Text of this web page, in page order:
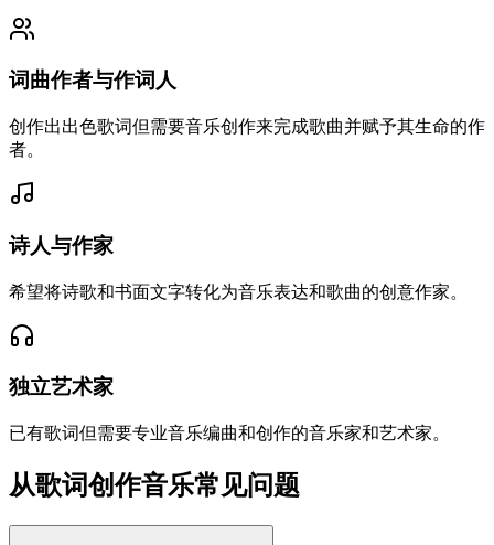
词曲作者与作词人
创作出出色歌词但需要音乐创作来完成歌曲并赋予其生命的作
者。
诗人与作家
希望将诗歌和书面文字转化为音乐表达和歌曲的创意作家。
独立艺术家
已有歌词但需要专业音乐编曲和创作的音乐家和艺术家。
从歌词创作音乐常见问题